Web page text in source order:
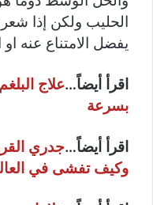
الحليب ولكن إذا
يفضل الامتناع عنه
اقرأ أيضاً…علاج
بسرعة
اقرأ أيضاً…جدري
وكيف تفشى في